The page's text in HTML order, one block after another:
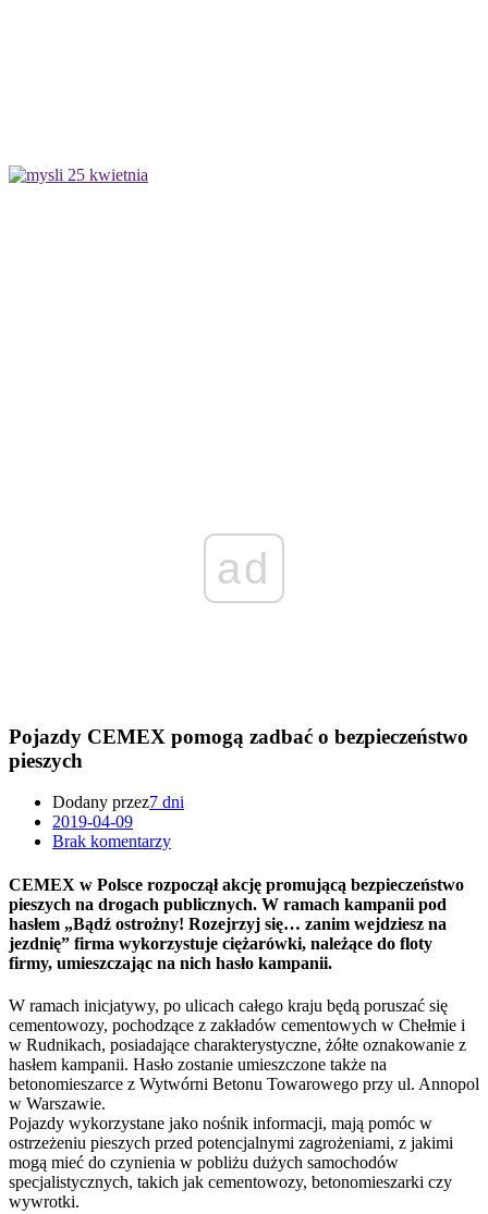
ad
Pojazdy CEMEX pomogą zadbać o bezpieczeństwo
pieszych
Dodany przez7 dni
2019-04-09
Brak komentarzy
CEMEX w Polsce rozpoczął akcję promującą bezpieczeństwo
pieszych na drogach publicznych. W ramach kampanii pod
hasłem „Bądź ostrożny! Rozejrzyj się… zanim wejdziesz na
jezdnię” firma wykorzystuje ciężarówki, należące do floty
firmy, umieszczając na nich hasło kampanii.
W ramach inicjatywy, po ulicach całego kraju będą poruszać się
cementowozy, pochodzące z zakładów cementowych w Chełmie i
w Rudnikach, posiadające charakterystyczne, żółte oznakowanie z
hasłem kampanii. Hasło zostanie umieszczone także na
betonomieszarce z Wytwórni Betonu Towarowego przy ul. Annopol
w Warszawie.
Pojazdy wykorzystane jako nośnik informacji, mają pomóc w
ostrzeżeniu pieszych przed potencjalnymi zagrożeniami, z jakimi
mogą mieć do czynienia w pobliżu dużych samochodów
specjalistycznych, takich jak cementowozy, betonomieszarki czy
wywrotki.